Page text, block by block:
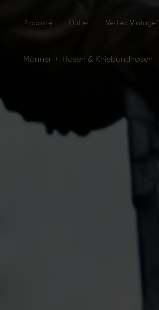
Produkte Outlet Vetted Vintage™
Männer › Hosen & Kniebundhosen